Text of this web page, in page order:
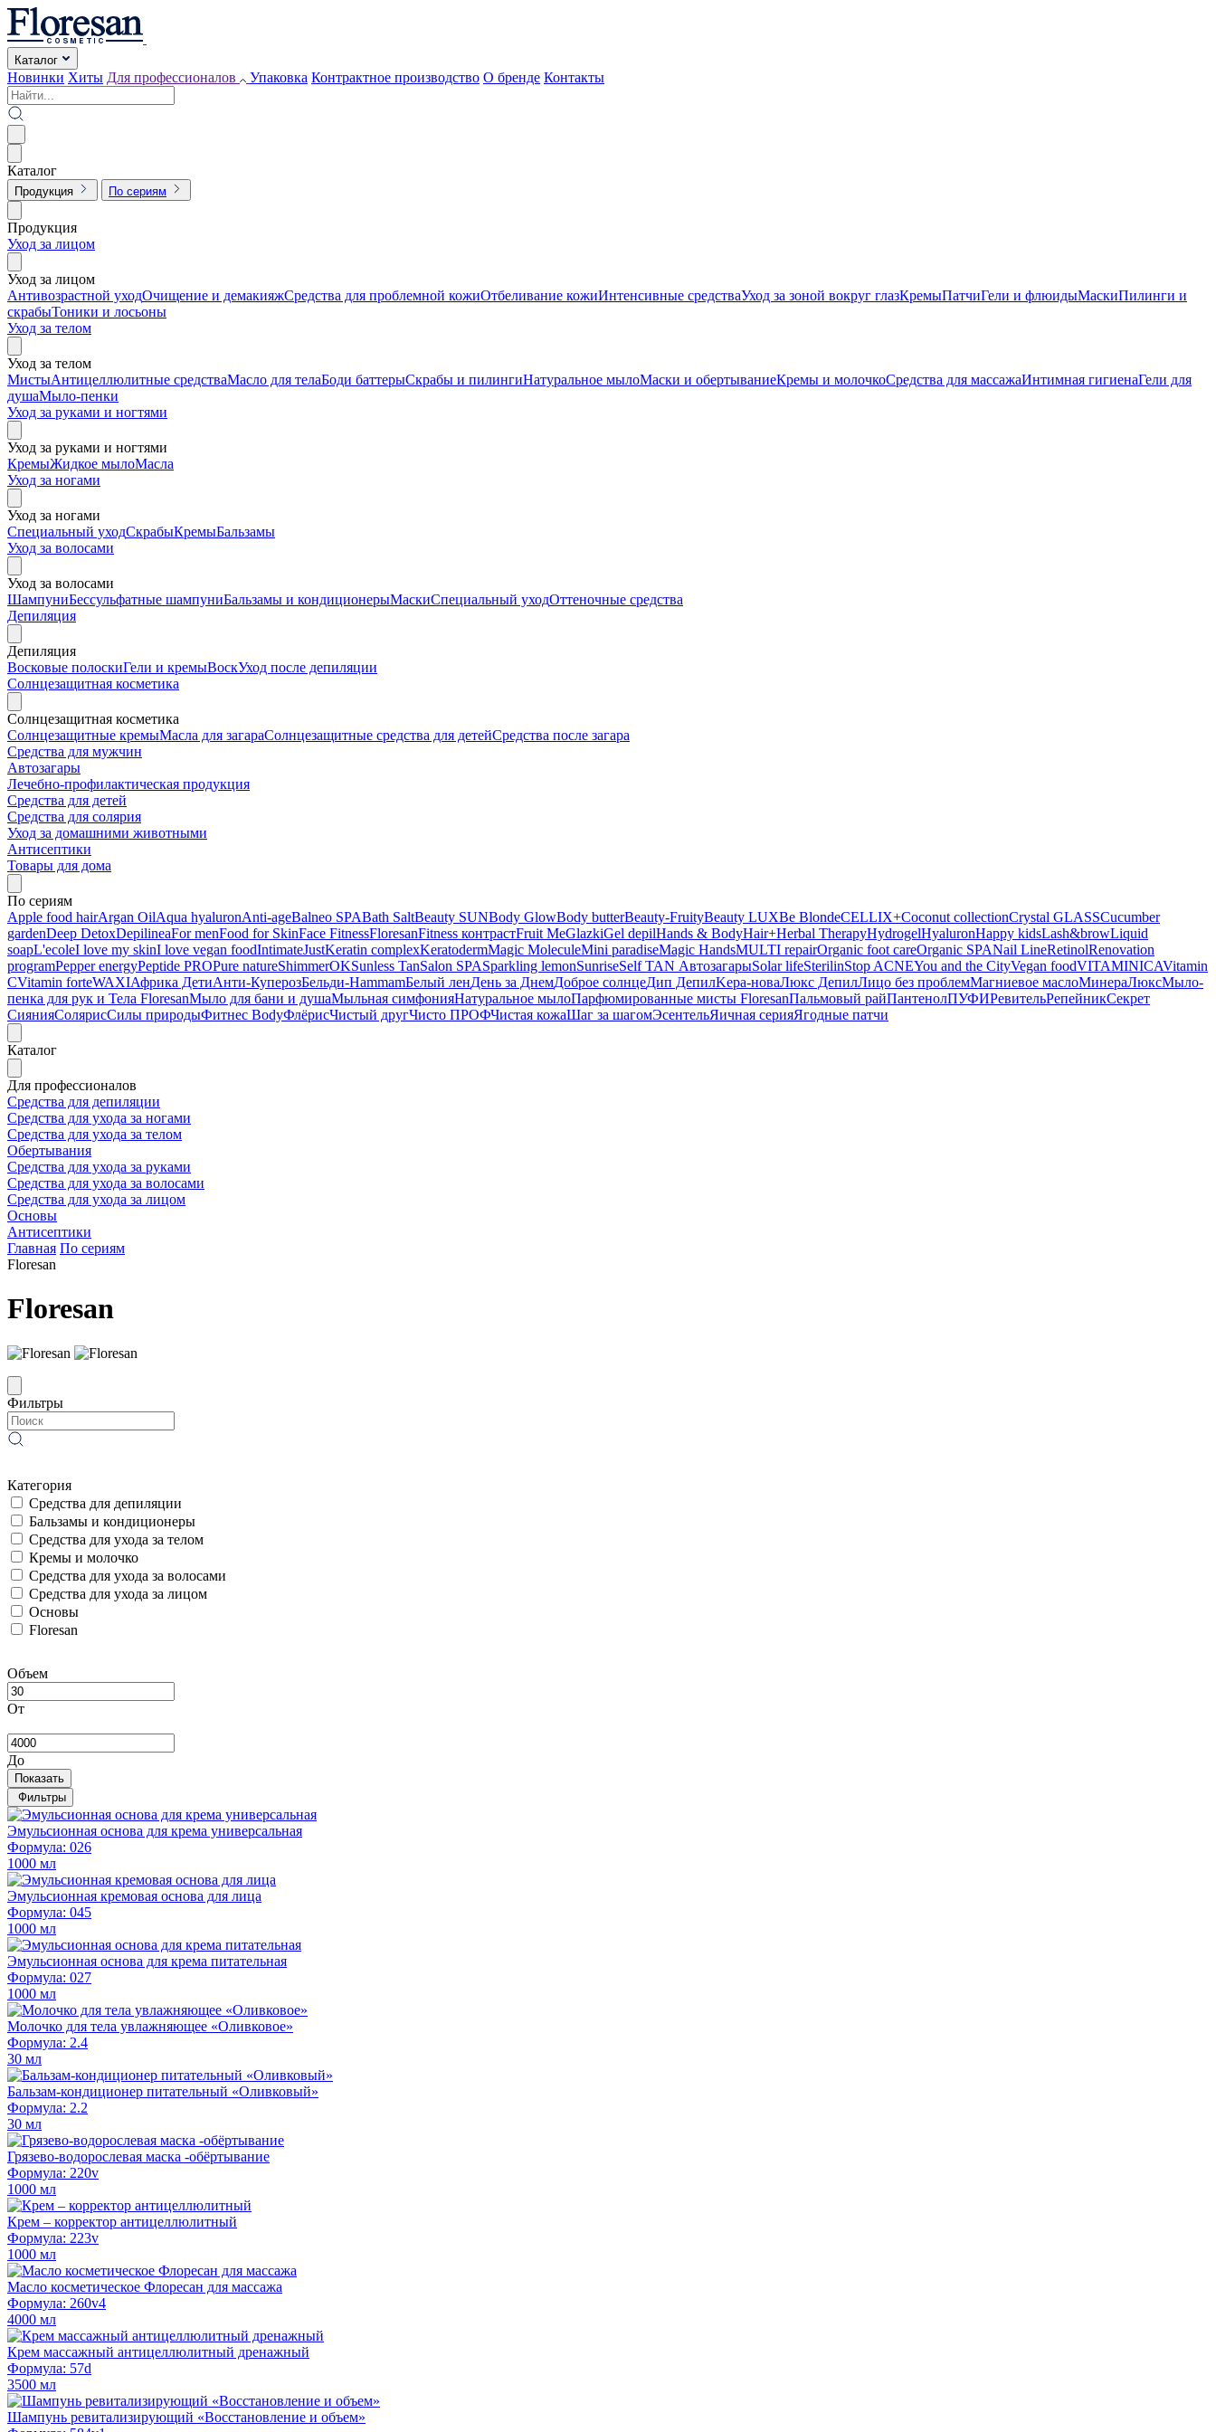
Каталог
Новинки Хиты Для профессионалов Упаковка Контрактное производство О бренде Контакты
Каталог
Продукция По сериям
Продукция
Уход за лицом
Уход за лицом
Антивозрастной уходОчищение и демакияжСредства для проблемной кожиОтбеливание кожиИнтенсивные средстваУход за зоной вокруг глазКремыПатчиГели и флюидыМаскиПилинги и
скрабыТоники и лосьоны
Уход за телом
Уход за телом
МистыАнтицеллюлитные средстваМасло для телаБоди баттерыСкрабы и пилингиНатуральное мылоМаски и обертываниеКремы и молочкоСредства для массажаИнтимная гигиенаГели для
душаМыло-пенки
Уход за руками и ногтями
Уход за руками и ногтями
КремыЖидкое мылоМасла
Уход за ногами
Уход за ногами
Специальный уходСкрабыКремыБальзамы
Уход за волосами
Уход за волосами
ШампуниБессульфатные шампуниБальзамы и кондиционерыМаскиСпециальный уходОттеночные средства
Депиляция
Депиляция
Восковые полоскиГели и кремыВоскУход после депиляции
Солнцезащитная косметика
Солнцезащитная косметика
Солнцезащитные кремыМасла для загараСолнцезащитные средства для детейСредства после загара
Средства для мужчин
Автозагары
Лечебно-профилактическая продукция
Средства для детей
Средства для солярия
Уход за домашними животными
Антисептики
Товары для дома
По сериям
Apple food hairArgan OilAqua hyaluronAnti-ageBalneo SPABath SaltBeauty SUNBody GlowBody butterBeauty-FruityBeauty LUXBe BlondeCELLIX+Coconut collectionCrystal GLASSCucumber
gardenDeep DetoxDepilineaFor menFood for SkinFace FitnessFloresanFitness контрастFruit MeGlazkiGel depilHands & BodyHair+Herbal TherapyHydrogelHyaluronHappy kidsLash&browLiquid
soapL'ecoleI love my skinI love vegan foodIntimateJustKeratin complexKeratodermMagic MoleculeMini paradiseMagic HandsMULTI repairOrganic foot careOrganic SPANail LineRetinolRenovation
programPepper energyPeptide PROPure natureShimmerOKSunless TanSalon SPASparkling lemonSunriseSelf TAN АвтозагарыSolar lifeSterilinStop ACNEYou and the CityVegan foodVITAMINICAVitamin
CVitamin forteWAXIАфрика ДетиАнти-КуперозБельди-HammamБелый ленДень за ДнемДоброе солнцеДип ДепилKepa-новаЛюкс ДепилЛицо без проблемМагниевое маслоМинераЛюксМыло-
пенка для рук и Тела FloresanМыло для бани и душаМыльная симфонияНатуральное мылоПарфюмированные мисты FloresanПальмовый райПантенолПУФИРевительРепейникСекрет
СиянияСолярисСилы природыФитнес BodyФлёрисЧистый другЧисто ПРОФЧистая кожаШаг за шагомЭсентельЯичная серияЯгодные патчи
Каталог
Для профессионалов
Средства для депиляции
Средства для ухода за ногами
Средства для ухода за телом
Обертывания
Средства для ухода за руками
Средства для ухода за волосами
Средства для ухода за лицом
Основы
Антисептики
Главная По сериям
Floresan
Floresan
Фильтры
Категория
Средства для депиляции
Бальзамы и кондиционеры
Средства для ухода за телом
Кремы и молочко
Средства для ухода за волосами
Средства для ухода за лицом
Основы
Floresan
Объем
От
До
Показать
Фильтры
Эмульсионная основа для крема универсальная
Формула: 026
1000 мл
Эмульсионная кремовая основа для лица
Формула: 045
1000 мл
Эмульсионная основа для крема питательная
Формула: 027
1000 мл
Молочко для тела увлажняющее «Оливковое»
Формула: 2.4
30 мл
Бальзам-кондиционер питательный «Оливковый»
Формула: 2.2
30 мл
Грязево-водорослевая маска -обёртывание
Формула: 220v
1000 мл
Крем – корректор антицеллюлитный
Формула: 223v
1000 мл
Масло косметическое Флоресан для массажа
Формула: 260v4
4000 мл
Крем массажный антицеллюлитный дренажный
Формула: 57d
3500 мл
Шампунь ревитализирующий «Восстановление и объем»